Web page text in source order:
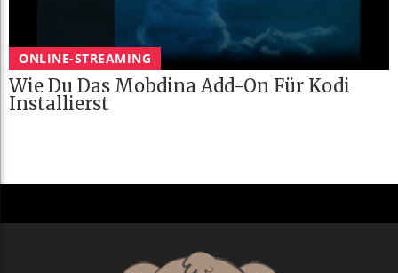
ONLINE-STREAMING
Wie Du Das Mobdina Add-On Für Kodi
Installierst